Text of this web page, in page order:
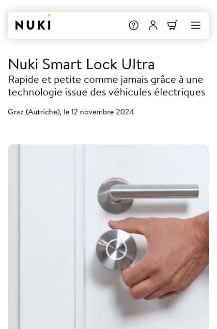
Nuki Smart Lock Ultra
Rapide et petite comme jamais grâce à une
technologie issue des véhicules électriques
Graz (Autriche), le 12 novembre 2024